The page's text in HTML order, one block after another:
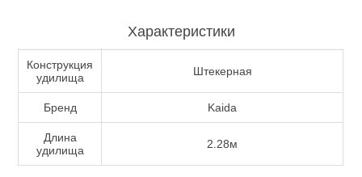
Одежда/Обувь
Характеристики
Конструкция
удилища
Штекерная
Бренд Kaida
Длина
удилища
2.28м